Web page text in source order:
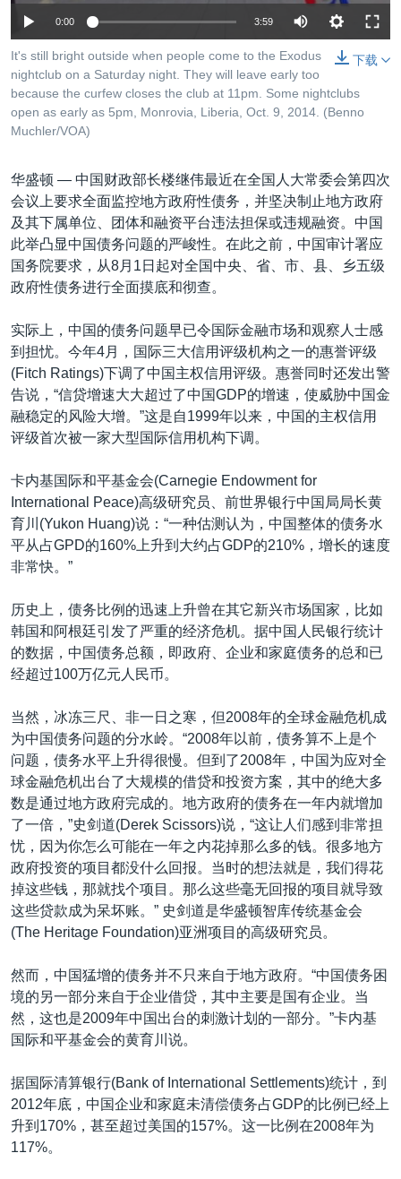
美国之音专访
重要讲话与声明
台海两岸关系
南中国海争端
关注新疆
GEN Z 看美国
0:00 3:59
下载
It's still bright outside when people come to the Exodus
nightclub on a Saturday night. They will leave early too
because the curfew closes the club at 11pm. Some nightclubs
open as early as 5pm, Monrovia, Liberia, Oct. 9, 2014. (Benno
Muchler/VOA)
华盛顿 — 中国财政部长楼继伟最近在全国人大常委会第四次
会议上要求全面监控地方政府性债务，并坚决制止地方政府
及其下属单位、团体和融资平台违法担保或违规融资。中国
此举凸显中国债务问题的严峻性。在此之前，中国审计署应
国务院要求，从8月1日起对全国中央、省、市、县、乡五级
政府性债务进行全面摸底和彻查。
实际上，中国的债务问题早已令国际金融市场和观察人士感
到担忧。今年4月，国际三大信用评级机构之一的惠誉评级
(Fitch Ratings)下调了中国主权信用评级。惠誉同时还发出警
告说，“信贷增速大大超过了中国GDP的增速，使威胁中国金
融稳定的风险大增。”这是自1999年以来，中国的主权信用
评级首次被一家大型国际信用机构下调。
卡内基国际和平基金会(Carnegie Endowment for
International Peace)高级研究员、前世界银行中国局局长黄
育川(Yukon Huang)说：“一种估测认为，中国整体的债务水
平从占GPD的160%上升到大约占GDP的210%，增长的速度
非常快。”
历史上，债务比例的迅速上升曾在其它新兴市场国家，比如
韩国和阿根廷引发了严重的经济危机。据中国人民银行统计
的数据，中国债务总额，即政府、企业和家庭债务的总和已
经超过100万亿元人民币。
当然，冰冻三尺、非一日之寒，但2008年的全球金融危机成
为中国债务问题的分水岭。“2008年以前，债务算不上是个
问题，债务水平上升得很慢。但到了2008年，中国为应对全
球金融危机出台了大规模的借贷和投资方案，其中的绝大多
数是通过地方政府完成的。地方政府的债务在一年内就增加
了一倍，”史剑道(Derek Scissors)说，“这让人们感到非常担
忧，因为你怎么可能在一年之内花掉那么多的钱。很多地方
政府投资的项目都没什么回报。当时的想法就是，我们得花
掉这些钱，那就找个项目。那么这些毫无回报的项目就导致
这些贷款成为呆坏账。” 史剑道是华盛顿智库传统基金会
(The Heritage Foundation)亚洲项目的高级研究员。
然而，中国猛增的债务并不只来自于地方政府。“中国债务困
境的另一部分来自于企业借贷，其中主要是国有企业。当
然，这也是2009年中国出台的刺激计划的一部分。”卡内基
国际和平基金会的黄育川说。
据国际清算银行(Bank of International Settlements)统计，到
2012年底，中国企业和家庭未清偿债务占GDP的比例已经上
升到170%，甚至超过美国的157%。这一比例在2008年为
117%。